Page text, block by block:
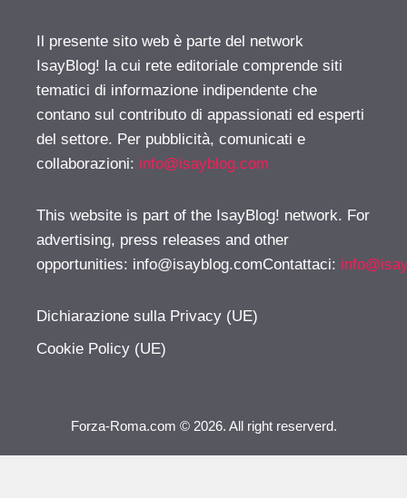
Il presente sito web è parte del network
IsayBlog! la cui rete editoriale comprende siti
tematici di informazione indipendente che
contano sul contributo di appassionati ed esperti
del settore. Per pubblicità, comunicati e
collaborazioni: info@isayblog.com
This website is part of the IsayBlog! network. For
advertising, press releases and other
opportunities: info@isayblog.comContattaci:
Dichiarazione sulla Privacy (UE)
Cookie Policy (UE)
Forza-Roma.com © 2026. All right reserverd.